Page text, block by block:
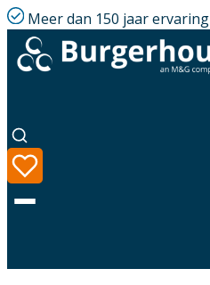
Meer dan 150 jaar ervaring